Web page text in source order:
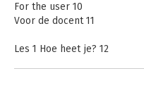
For the user 10
Voor de docent 11
Les 1 Hoe heet je? 12